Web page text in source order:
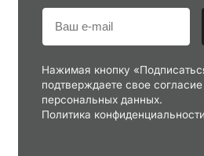
Нажимая кнопку
подтверждаете свое
персональных данных.
Политика